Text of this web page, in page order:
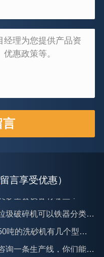
留言享受优惠）